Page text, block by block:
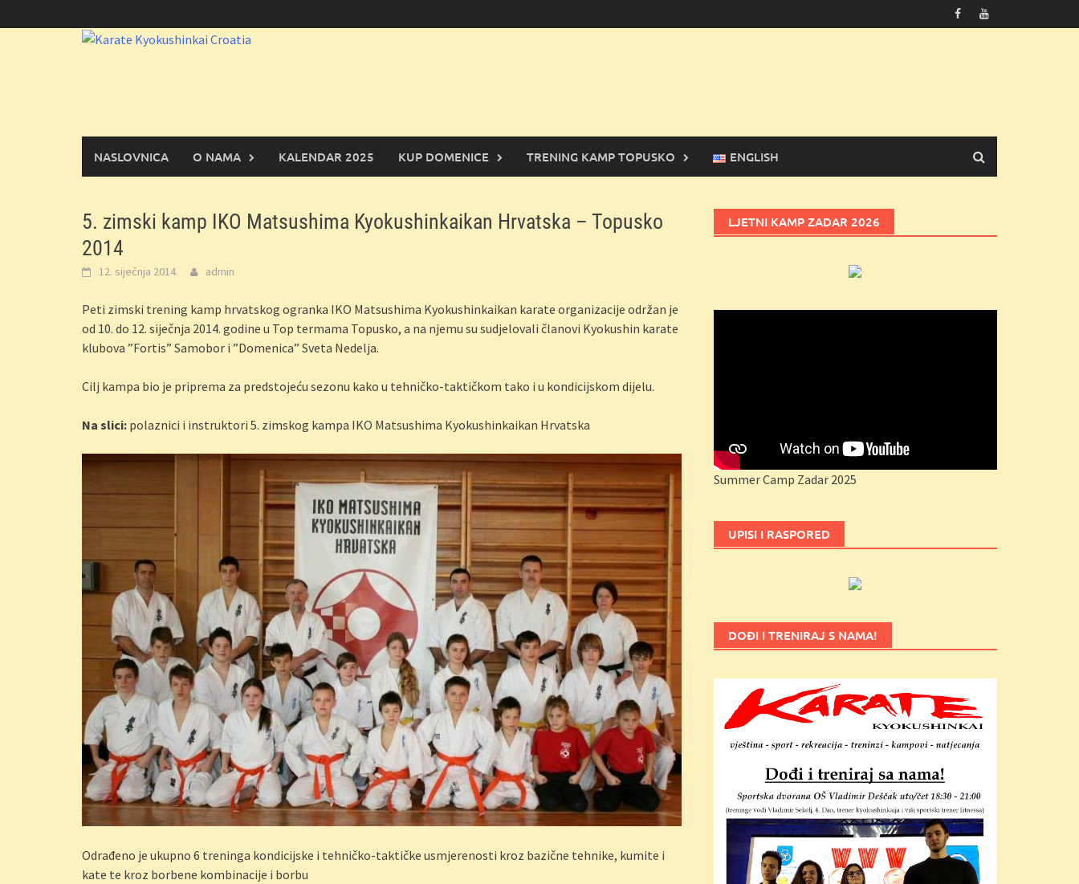
do
NASLOVNICA O NAMA KALENDAR 2025 KUP DOMENICE TRENING KAMP TOPUSKO ENGLISH
5. zimski kamp IKO Matsushima Kyokushinkaikan Hrvatska – Topusko
2014
12. siječnja 2014. admin
Peti zimski trening kamp hrvatskog ogranka IKO Matsushima Kyokushinkaikan karate organizacije održan je
od 10. do 12. siječnja 2014. godine u Top termama Topusko, a na njemu su sudjelovali članovi Kyokushin karate
klubova ”Fortis” Samobor i ”Domenica” Sveta Nedelja.
Cilj kampa bio je priprema za predstojeću sezonu kako u tehničko-taktičkom tako i u kondicijskom dijelu.
Na slici: polaznici i instruktori 5. zimskog kampa IKO Matsushima Kyokushinkaikan Hrvatska
Odrađeno je ukupno 6 treninga kondicijske i tehničko-taktičke usmjerenosti kroz bazične tehnike, kumite i
kate te kroz borbene kombinacije i borbu
LJETNI KAMP ZADAR 2026
Summer Camp Zadar 2025
UPISI I RASPORED
DOĐI I TRENIRAJ S NAMA!